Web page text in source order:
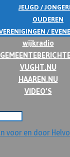
JEUGD /
OUDEREN
/
wijkradio
VUGHT.NU
HAAREN.NU
VIDEO’S